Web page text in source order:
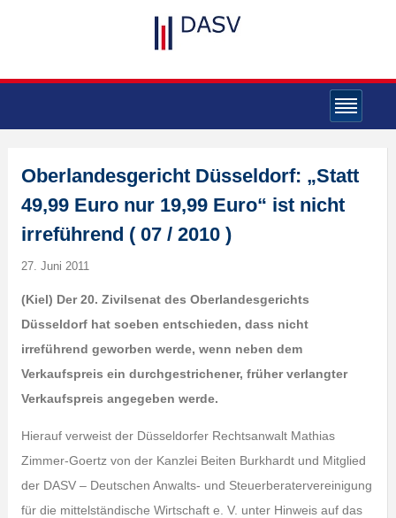
Oberlandesgericht Düsseldorf: „Statt
49,99 Euro nur 19,99 Euro“ ist nicht
irreführend ( 07 / 2010 )
27. Juni 2011
(Kiel) Der 20. Zivilsenat des Oberlandesgerichts
Düsseldorf hat soeben entschieden, dass nicht
irreführend geworben werde, wenn neben dem
Verkaufspreis ein durchgestrichener, früher verlangter
Verkaufspreis angegeben werde.
Hierauf verweist der Düsseldorfer Rechtsanwalt Mathias
Zimmer-Goertz von der Kanzlei Beiten Burkhardt und Mitglied
der DASV – Deutschen Anwalts- und Steuerberatervereinigung
für die mittelständische Wirtschaft e. V. unter Hinweis auf das